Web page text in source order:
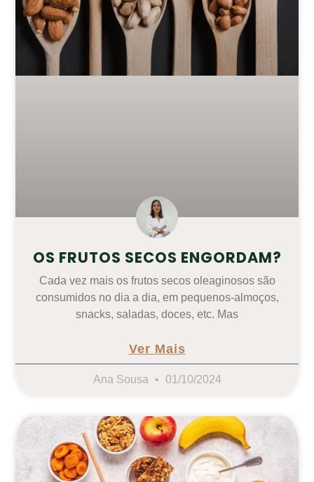
OS FRUTOS SECOS ENGORDAM?
Cada vez mais os frutos secos oleaginosos são
consumidos no dia a dia, em pequenos-almoços,
snacks, saladas, doces, etc. Mas
Ver Mais
Ana Sousa 01/10/2024